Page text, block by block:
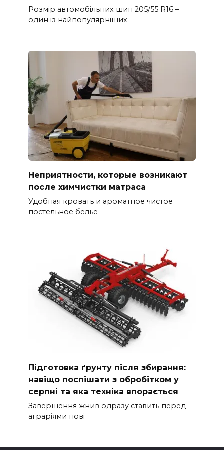
Розмір автомобільних шин 205/55 R16 –
один із найпопулярніших
Неприятности, которые возникают
после химчистки матраса
Удобная кровать и ароматное чистое
постельное белье
Підготовка ґрунту після збирання:
навіщо поспішати з обробітком у
серпні та яка техніка впорається
Завершення жнив одразу ставить перед
аграріями нові